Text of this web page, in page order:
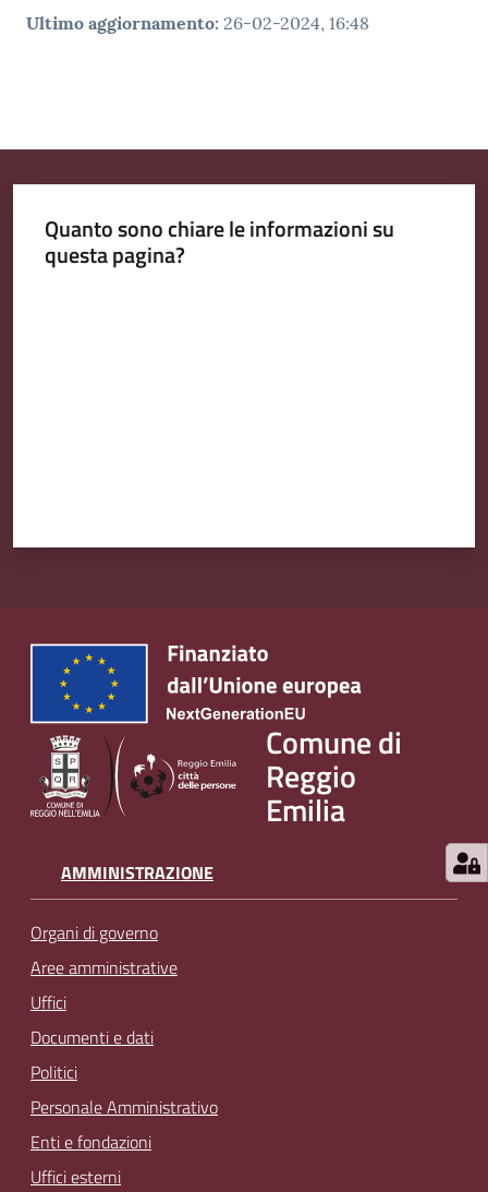
Ultimo aggiornamento: 26-02-2024, 16:48
Quanto sono chiare le informazioni su
questa pagina?
Comune di
Reggio
Emilia
AMMINISTRAZIONE
Organi di governo
Aree amministrative
Uffici
Documenti e dati
Politici
Personale Amministrativo
Enti e fondazioni
Uffici esterni